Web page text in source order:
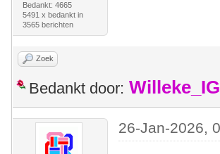
Bedankt: 4665
5491 x bedankt in
3565 berichten
Zoek
Bedankt door:
26-Jan-2026,